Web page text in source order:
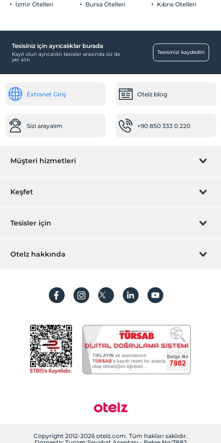
Şehir merkezi
Klima
Ortak mutfak
Odalar
Ara kapılı odalar
Çocuklar
İzmir Otelleri Bursa Otelleri Kıbrıs Otelleri
Tesisiniz için ayrıcalıklar burada
Kayıt olun ayrıcalıklı tesisler arasında siz de
yer alın
Tesisinizi kaydedin
Extranet Giriş Otelz blog
Sizi arayalım +90 850 333 0 220
Müşteri hizmetleri
Rezervasyon yönet
Sıkça sorulan sorular
İşlem rehberi
Keşfet
Hediye Kart
Hesap oluştur
Tesisler için
Hemen tesisinizi ekleyin
Otelz hakkında
Koşullar ve şartlar
Aydınlatma metni
Çerez politikamız
Copyright 2012-2026 otelz.com. Tüm hakları saklıdır.